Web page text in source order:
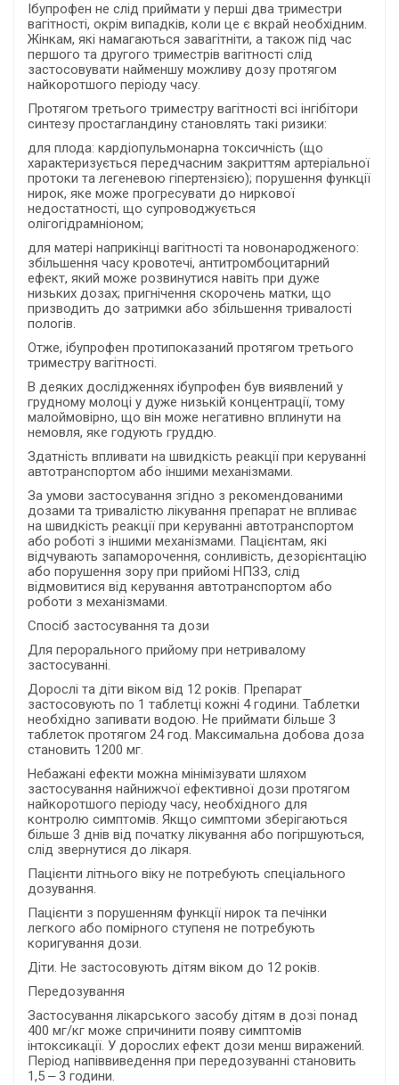
Ібупрофен не слід приймати у перші два триместри
вагітності, окрім випадків, коли це є вкрай необхідним.
Жінкам, які намагаються завагітніти, а також під час
першого та другого триместрів вагітності слід
застосовувати найменшу можливу дозу протягом
найкоротшого періоду часу.
Протягом третього триместру вагітності всі інгібітори
синтезу простагландину становлять такі ризики:
для плода: кардіопульмонарна токсичність (що
характеризується передчасним закриттям артеріальної
протоки та легеневою гіпертензією); порушення функції
нирок, яке може прогресувати до ниркової
недостатності, що супроводжується
олігогідрамніоном;
для матері наприкінці вагітності та новонародженого:
збільшення часу кровотечі, антитромбоцитарний
ефект, який може розвинутися навіть при дуже
низьких дозах; пригнічення скорочень матки, що
призводить до затримки або збільшення тривалості
пологів.
Отже, ібупрофен протипоказаний протягом третього
триместру вагітності.
В деяких дослідженнях ібупрофен був виявлений у
грудному молоці у дуже низькій концентрації, тому
малоймовірно, що він може негативно вплинути на
немовля, яке годують груддю.
Здатність впливати на швидкість реакції при керуванні
автотранспортом або іншими механізмами.
За умови застосування згідно з рекомендованими
дозами та тривалістю лікування препарат не впливає
на швидкість реакції при керуванні автотранспортом
або роботі з іншими механізмами. Пацієнтам, які
відчувають запаморочення, сонливість, дезорієнтацію
або порушення зору при прийомі НПЗЗ, слід
відмовитися від керування автотранспортом або
роботи з механізмами.
Спосіб застосування та дози
Для перорального прийому при нетривалому
застосуванні.
Дорослі та діти віком від 12 років. Препарат
застосовують по 1 таблетці кожні 4 години. Таблетки
необхідно запивати водою. Не приймати більше 3
таблеток протягом 24 год. Максимальна добова доза
становить 1200 мг.
Небажані ефекти можна мінімізувати шляхом
застосування найнижчої ефективної дози протягом
найкоротшого періоду часу, необхідного для
контролю симптомів. Якщо симптоми зберігаються
більше 3 днів від початку лікування або погіршуються,
слід звернутися до лікаря.
Пацієнти літнього віку не потребують спеціального
дозування.
Пацієнти з порушенням функції нирок та печінки
легкого або помірного ступеня не потребують
коригування дози.
Діти. Не застосовують дітям віком до 12 років.
Передозування
Застосування лікарського засобу дітям в дозі понад
400 мг/кг може спричинити появу симптомів
інтоксикації. У дорослих ефект дози менш виражений.
Період напіввиведення при передозуванні становить
1,5 ‒ 3 години.